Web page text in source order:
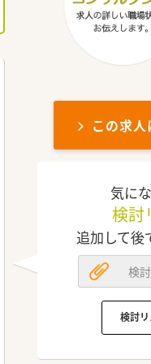
この求
気に
検討
追加して後
検
検討